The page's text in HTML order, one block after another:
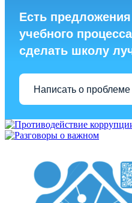
Есть
учебного
сделать школу
Написать о проблеме